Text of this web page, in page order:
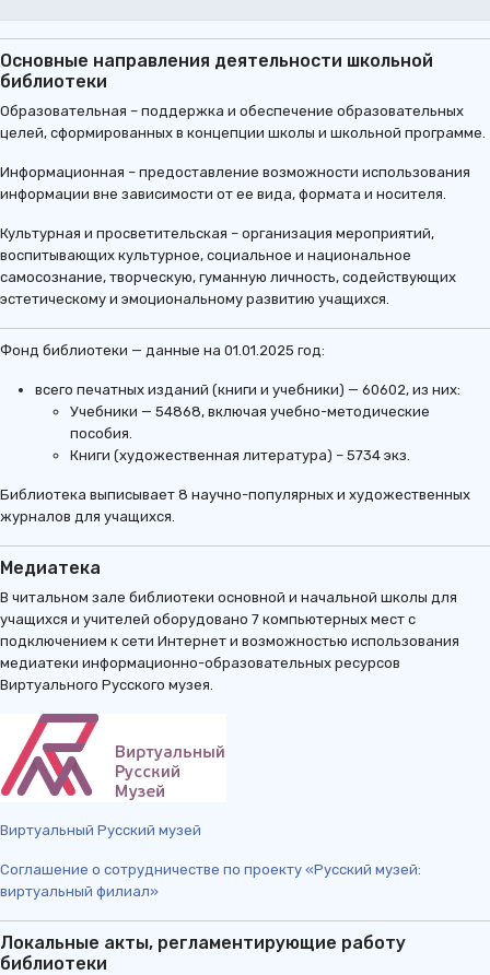
Основные направления деятельности школьной
библиотеки
Образовательная – поддержка и обеспечение образовательных
целей, сформированных в концепции школы и школьной программе.
Информационная – предоставление возможности использования
информации вне зависимости от ее вида, формата и носителя.
Культурная и просветительская – организация мероприятий,
воспитывающих культурное, социальное и национальное
самосознание, творческую, гуманную личность, содействующих
эстетическому и эмоциональному развитию учащихся.
Фонд библиотеки — данные на 01.01.2025 год:
всего печатных изданий (книги и учебники) — 60602, из них:
Учебники — 54868, включая учебно-методические
пособия.
Книги (художественная литература) – 5734 экз.
Библиотека выписывает 8 научно-популярных и художественных
журналов для учащихся.
Медиатека
В читальном зале библиотеки основной и начальной школы для
учащихся и учителей оборудовано 7 компьютерных мест с
подключением к сети Интернет и возможностью использования
медиатеки информационно-образовательных ресурсов
Виртуального Русского музея.
Виртуальный Русский музей
Соглашение о сотрудничестве по проекту «Русский музей:
виртуальный филиал»
Локальные акты, регламентирующие работу
библиотеки